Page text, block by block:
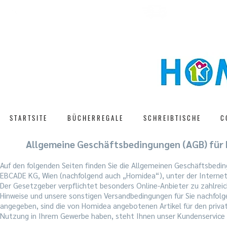
S T A R T S I T E B Ü C H E R R E G A L E S C H R E I B T I S C H E C
Allgemeine Geschäftsbedingungen (AGB)
Auf den folgenden Seiten finden Sie die Allgemeinen
EBCADE KG, Wien (nachfolgend auch „Homidea“), unter der
Der Gesetzgeber verpflichtet besonders Online-Anbieter zu
Hinweise und unsere sonstigen Versandbedingungen für Sie
angegeben, sind die von Homidea angebotenen Artikel für den
Nutzung in Ihrem Gewerbe haben, steht Ihnen unser Kundenservice